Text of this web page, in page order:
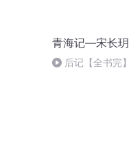
青海记—宋长玥
后记【全书完】